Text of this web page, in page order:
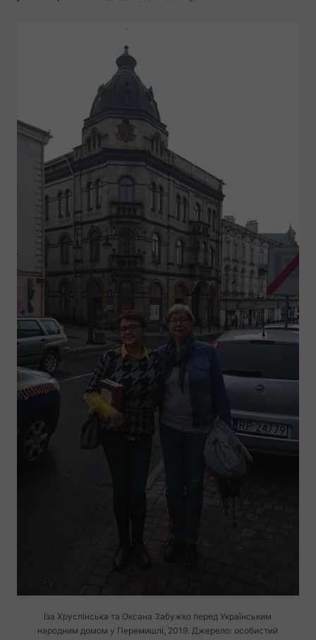
Іза Хруслінська та Оксана Забужко перед Українським
народним домом у Перемишлі, 2019. Джерело: особистий